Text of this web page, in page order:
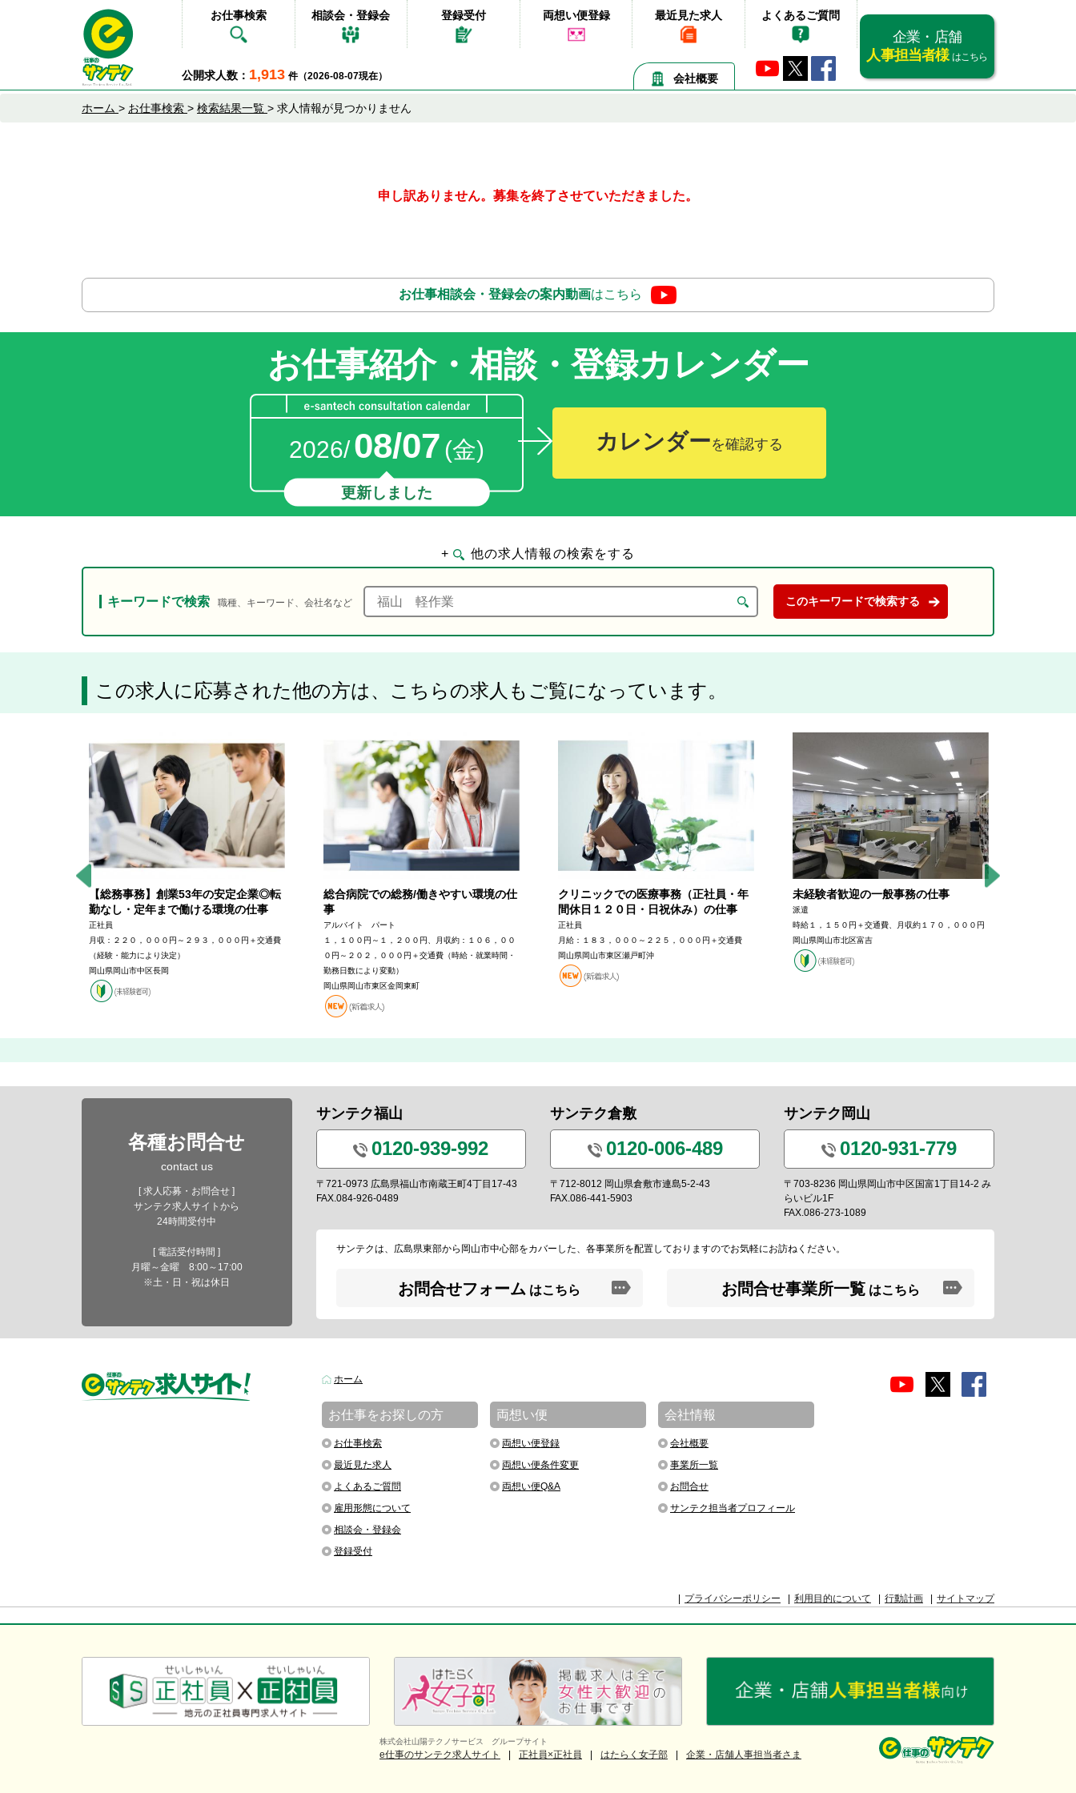
お仕事検索 相談会・登録会 登録受付 両想い便登録 最近見た求人 よくあるご質問
企業・店舗
人事担当者様 はこちら
公開求人数： 1,913 件（2026-08-07現在） 会社概要
ホーム > お仕事検索 > 検索結果一覧 > 求人情報が見つかりません
申し訳ありません。募集を終了させていただきました。
お仕事相談会・登録会の案内動画はこちら
お仕事紹介・相談・登録カレンダー
2026/08/07 (金)
更新しました
カレンダーを確認する
+ 他の求人情報の検索をする
キーワードで検索 職種、キーワード、会社名など
この求人に応募された他の方は、こちらの求人もご覧になっています。
【総務事務】創業53年の安定企業◎転
勤なし・定年まで働ける環境の仕事
正社員
月収：２２０，０００円～２９３，０００円＋交通費
（経験・能力により決定）
岡山県岡山市中区長岡
総合病院での総務/働きやすい環境の仕
事
アルバイト パート
１，１００円～１，２００円、月収約：１０６，００
０円～２０２，０００円＋交通費（時給・就業時間・
勤務日数により変動）
岡山県岡山市東区金岡東町
クリニックでの医療事務（正社員・年
間休日１２０日・日祝休み）の仕事
正社員
月給：１８３，０００～２２５，０００円＋交通費
岡山県岡山市東区瀬戸町沖
未経験者歓迎の一般事務の仕事
派遣
時給１，１５０円＋交通費、月収約１７０，０００円
岡山県岡山市北区富吉
各種お問合せ
contact us
[ 求人応募・お問合せ ]
サンテク求人サイトから
24時間受付中
[ 電話受付時間 ]
月曜～金曜 8:00～17:00
※土・日・祝は休日
サンテク福山
0120-939-992
〒721-0973 広島県福山市南蔵王町4丁目17-43
FAX.084-926-0489
サンテク倉敷
0120-006-489
〒712-8012 岡山県倉敷市連島5-2-43
FAX.086-441-5903
サンテク岡山
0120-931-779
〒703-8236 岡山県岡山市中区国富1丁目14-2 み
らいビル1F
FAX.086-273-1089
サンテクは、広島県東部から岡山市中心部をカバーした、各事業所を配置しておりますのでお気軽にお訪ねください。
お問合せフォーム はこちら お問合せ事業所一覧 はこちら
ホーム
お仕事をお探しの方
お仕事検索
最近見た求人
よくあるご質問
雇用形態について
相談会・登録会
登録受付
両想い便
両想い便登録
両想い便条件変更
両想い便Q&A
会社情報
会社概要
事業所一覧
お問合せ
サンテク担当者プロフィール
プライバシーポリシー 利用目的について 行動計画 サイトマップ
株式会社山陽テクノサービス グループサイト
e仕事のサンテク求人サイト 正社員×正社員 はたらく女子部 企業・店舗人事担当者さま